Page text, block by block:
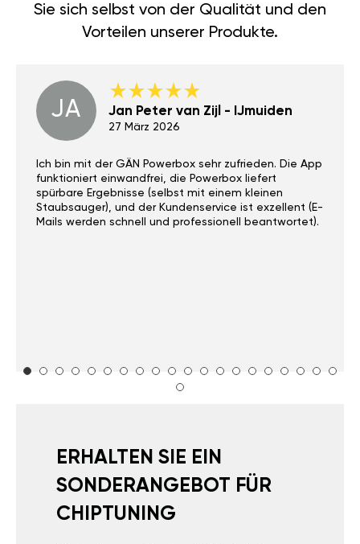
Sie sich selbst von der Qualität und den
Vorteilen unserer Produkte.
JA Jan Peter van Zijl - IJmuiden
27 März 2026
Ich bin mit der GÄN Powerbox sehr zufrieden. Die App
funktioniert einwandfrei, die Powerbox liefert
spürbare Ergebnisse (selbst mit einem kleinen
Staubsauger), und der Kundenservice ist exzellent (E-
Mails werden schnell und professionell beantwortet).
ERHALTEN SIE EIN
SONDERANGEBOT FÜR
CHIPTUNING